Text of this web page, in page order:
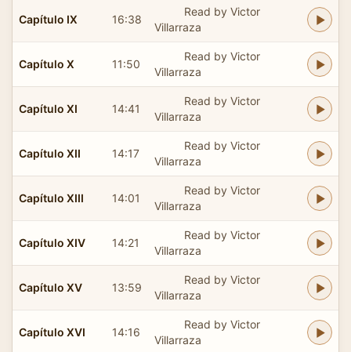
Capítulo IX 16:38
Read by Victor
Villarraza
Capítulo X 11:50
Read by Victor
Villarraza
Capítulo XI 14:41
Read by Victor
Villarraza
Capítulo XII 14:17
Read by Victor
Villarraza
Capítulo XIII 14:01
Read by Victor
Villarraza
Capítulo XIV 14:21
Read by Victor
Villarraza
Capítulo XV 13:59
Read by Victor
Villarraza
Capítulo XVI 14:16
Read by Victor
Villarraza